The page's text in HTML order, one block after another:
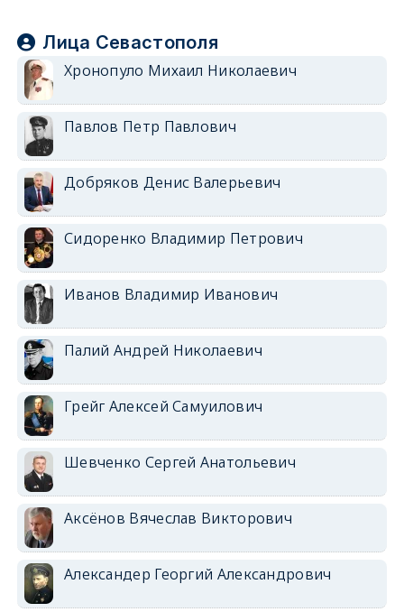
Лица Севастополя
Хронопуло Михаил Николаевич
Павлов Петр Павлович
Добряков Денис Валерьевич
Сидоренко Владимир Петрович
Иванов Владимир Иванович
Палий Андрей Николаевич
Грейг Алексей Самуилович
Шевченко Сергей Анатольевич
Аксёнов Вячеслав Викторович
Александер Георгий Александрович